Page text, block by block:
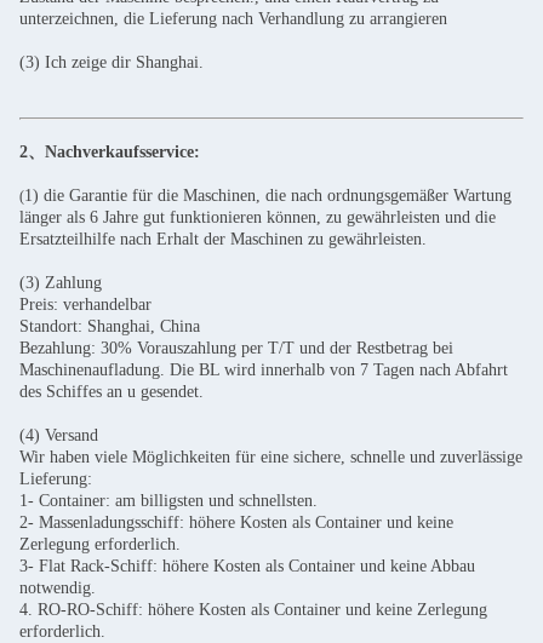
unterzeichnen, die Lieferung nach Verhandlung zu arrangieren
(3) Ich zeige dir Shanghai.
2、Nachverkaufsservice:
(1) die Garantie für die Maschinen, die nach ordnungsgemäßer Wartung
länger als 6 Jahre gut funktionieren können, zu gewährleisten und die
Ersatzteilhilfe nach Erhalt der Maschinen zu gewährleisten.
(3) Zahlung
Preis: verhandelbar
Standort: Shanghai, China
Bezahlung: 30% Vorauszahlung per T/T und der Restbetrag bei
Maschinenaufladung. Die BL wird innerhalb von 7 Tagen nach Abfahrt
des Schiffes an u gesendet.
(4) Versand
Wir haben viele Möglichkeiten für eine sichere, schnelle und zuverlässige
Lieferung:
1- Container: am billigsten und schnellsten.
2- Massenladungsschiff: höhere Kosten als Container und keine
Zerlegung erforderlich.
3- Flat Rack-Schiff: höhere Kosten als Container und keine Abbau
notwendig.
4. RO-RO-Schiff: höhere Kosten als Container und keine Zerlegung
erforderlich.